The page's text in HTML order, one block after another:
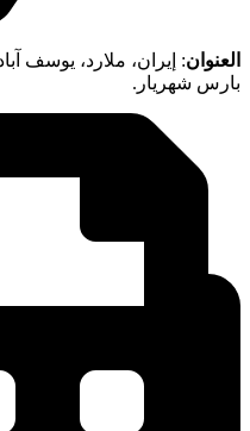
العنوان: إيران، ملارد، يوسف
بارس شهريار.